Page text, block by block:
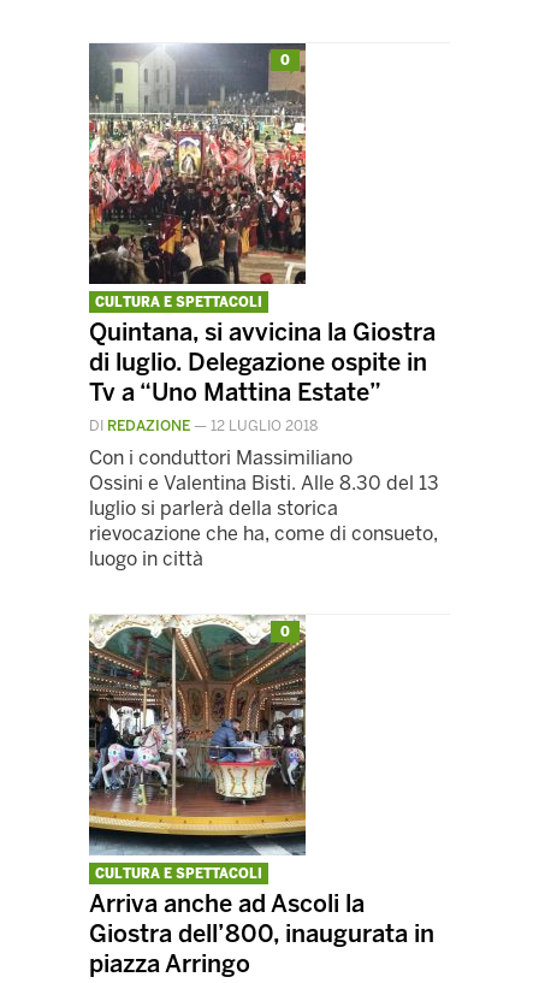
0
CULTURA E SPETTACOLI
Quintana, si avvicina la Giostra
di luglio. Delegazione ospite in
Tv a “Uno Mattina Estate”
DI REDAZIONE — 12 LUGLIO 2018
Con i conduttori Massimiliano
Ossini e Valentina Bisti. Alle 8.30 del 13
luglio si parlerà della storica
rievocazione che ha, come di consueto,
luogo in città
0
CULTURA E SPETTACOLI
Arriva anche ad Ascoli la
Giostra dell’800, inaugurata in
piazza Arringo